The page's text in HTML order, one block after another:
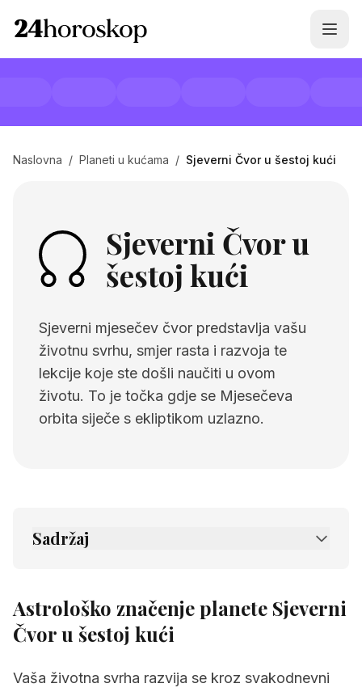
Naslovna / Planeti u kućama / Sjeverni Čvor u šestoj kući
Sjeverni Čvor u
šestoj kući
Sjeverni mjesečev čvor predstavlja vašu
životnu svrhu, smjer rasta i razvoja te
lekcije koje ste došli naučiti u ovom
životu. To je točka gdje se Mjesečeva
orbita siječe s ekliptikom uzlazno.
Sadržaj
2. Povezane stranice
Astrološko značenje planete Sjeverni
Čvor u šestoj kući
Vaša životna svrha razvija se kroz svakodnevni